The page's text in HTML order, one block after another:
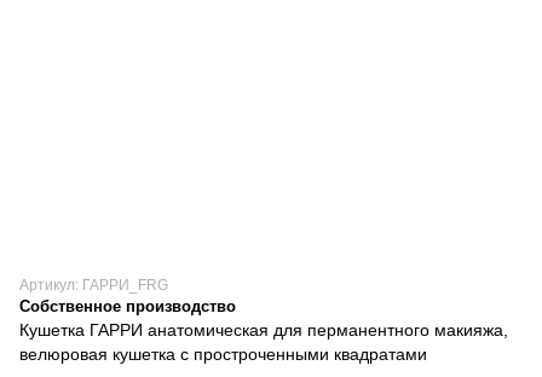
Артикул: ГАРРИ_FRG
Собственное производство
Кушетка ГАРРИ анатомическая для перманентного макияжа,
велюровая кушетка с простроченными квадратами